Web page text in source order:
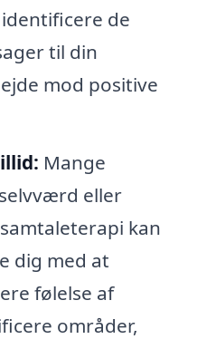
de
til din
mod positive
Mange
eller
kan
dig med at
følelse af
områder,